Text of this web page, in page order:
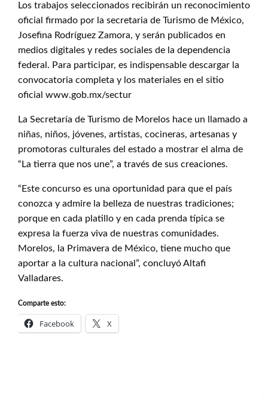
Los trabajos seleccionados recibirán un reconocimiento
oficial firmado por la secretaria de Turismo de México,
Josefina Rodríguez Zamora, y serán publicados en
medios digitales y redes sociales de la dependencia
federal. Para participar, es indispensable descargar la
convocatoria completa y los materiales en el sitio
oficial www.gob.mx/sectur
La Secretaría de Turismo de Morelos hace un llamado a
niñas, niños, jóvenes, artistas, cocineras, artesanas y
promotoras culturales del estado a mostrar el alma de
“La tierra que nos une”, a través de sus creaciones.
“Este concurso es una oportunidad para que el país
conozca y admire la belleza de nuestras tradiciones;
porque en cada platillo y en cada prenda típica se
expresa la fuerza viva de nuestras comunidades.
Morelos, la Primavera de México, tiene mucho que
aportar a la cultura nacional”, concluyó Altafi
Valladares.
Comparte esto:
Facebook X